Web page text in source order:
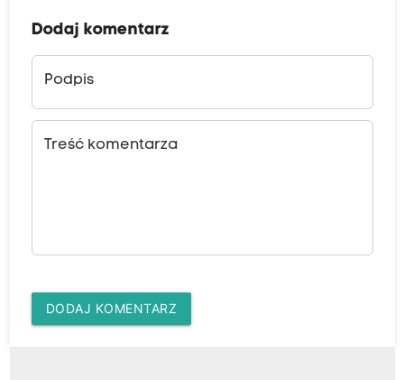
Dodaj komentarz
Podpis
Treść komentarza
DODAJ KOMENTARZ